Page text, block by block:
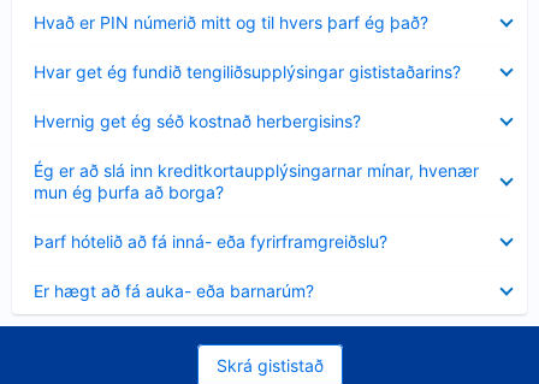
Hvað er PIN númerið mitt og til hvers þarf ég það?
sýnt
Hvar get ég fundið tengiliðsupplýsingar gististaðarins?
sýnt
Hvernig get ég séð kostnað herbergisins?
sýnt
Ég er að slá inn kreditkortaupplýsingarnar mínar, hvenær
mun ég þurfa að borga?
Minna
sýnt
Þarf hótelið að fá inná- eða fyrirframgreiðslu?
sýnt
Er hægt að fá auka- eða barnarúm?
sýnt
Skrá gististað